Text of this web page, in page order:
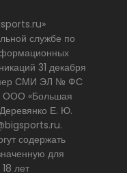
службе по
31 декабря
СМИ ЭЛ № ФС
ООО «Большая
Е. Ю.
содержать
для
лет